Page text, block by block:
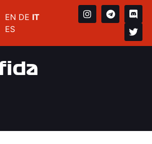
EN DE IT
ES